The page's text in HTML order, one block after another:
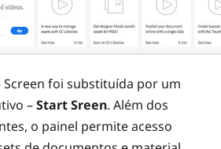
Screen foi substituída por um
–Start Sreen. Além dos
o painel permite acesso